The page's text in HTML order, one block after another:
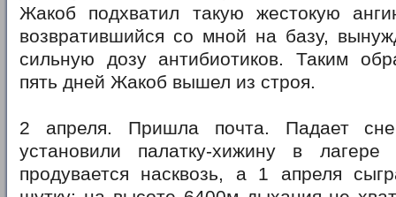
Жакоб подхватил такую жестокую
возвратившийся со мной на базу,
сильную дозу антибиотиков. Таким
пять дней Жакоб вышел из строя.
2 апреля. Пришла почта. Падает
установили палатку-хижину в
продувается насквозь, а 1 апреля